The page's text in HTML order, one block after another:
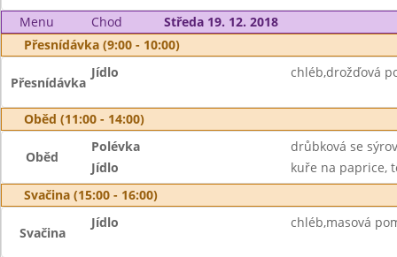
Menu Chod
Středa 19. 12. 2018
Přesnídávka (9:00 - 10:00)
Přesnídávka
Jídlo chléb,drožďová
Oběd (11:00 - 14:00)
Oběd
Polévka
drůbková se
Jídlo
kuře na paprice,
Svačina (15:00 - 16:00)
Svačina
Jídlo chléb,masová